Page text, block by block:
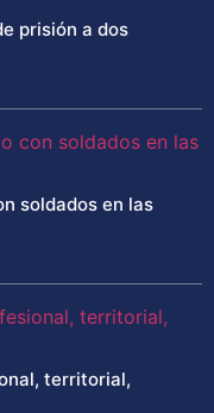
prisión a dos
soldados en las
territorial,